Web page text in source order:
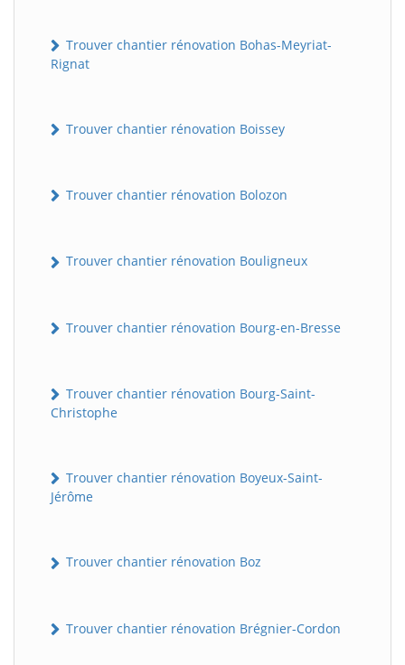
Trouver chantier rénovation Bohas-Meyriat-
Rignat
Trouver chantier rénovation Boissey
Trouver chantier rénovation Bolozon
Trouver chantier rénovation Bouligneux
Trouver chantier rénovation Bourg-en-Bresse
Trouver chantier rénovation Bourg-Saint-
Christophe
Trouver chantier rénovation Boyeux-Saint-
Jérôme
Trouver chantier rénovation Boz
Trouver chantier rénovation Brégnier-Cordon